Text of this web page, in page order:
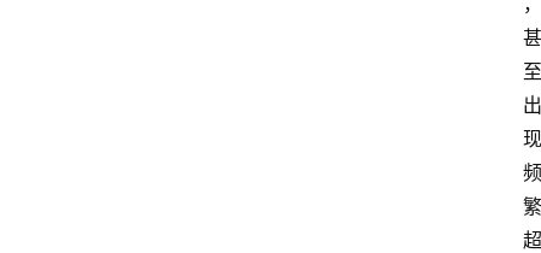
甚
至
出
现
频
繁
超